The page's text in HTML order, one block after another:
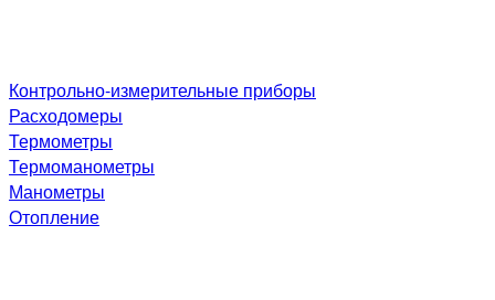
Контрольно-измерительные приборы
Расходомеры
Термометры
Термоманометры
Манометры
Отопление